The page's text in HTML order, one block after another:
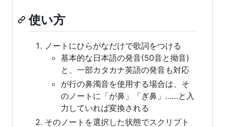
使い方
ノートにひらがなだけで歌詞をつける
基本的な日本語の発音(50音と拗音)
と、一部カタカナ英語の発音も対応
が行の鼻濁音を使用する場合は、そ
のノートに「が鼻」「ぎ鼻」……と入
力していれば変換される
そのノートを選択した状態でスクリプト